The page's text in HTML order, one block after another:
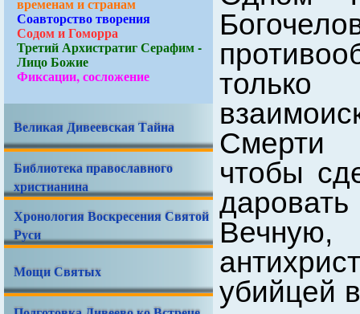
Соавторство творения
Содом и Гоморра
Третий Архистратиг Серафим -
Лицо Божие
Фиксации, сосложение
Великая Дивеевская Тайна
Библиотека православного
христианина
Хронология Воскресения Святой
Руси
Мощи Святых
Смерти
чтобы
убийцей